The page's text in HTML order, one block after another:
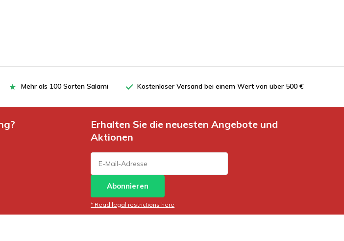
Mehr als 100 Sorten Salami Kostenloser Versand bei einem Wert von über 500 €
Erhalten Sie die neuesten Angebote und
Aktionen
Abonnieren
* Read legal restrictions here